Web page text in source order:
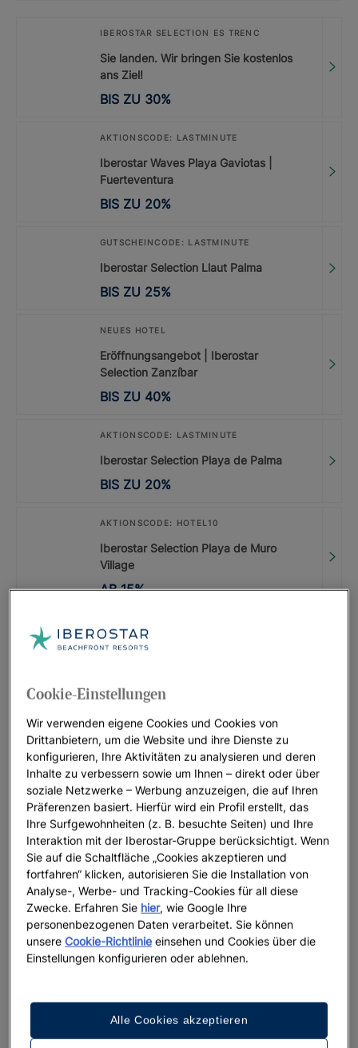
IBEROSTAR SELECTION ES TRENC
Sie landen. Wir bringen Sie kostenlos
ans Ziel!
BIS ZU 30%
AKTIONSCODE: LASTMINUTE
Iberostar Waves Playa Gaviotas |
Fuerteventura
BIS ZU 20%
GUTSCHEINCODE: LASTMINUTE
Iberostar Selection Llaut Palma
BIS ZU 25%
NEUES HOTEL
Eröffnungsangebot | Iberostar
Selection Zanzíbar
BIS ZU 40%
AKTIONSCODE: LASTMINUTE
Iberostar Selection Playa de Palma
BIS ZU 20%
AKTIONSCODE: HOTEL10
Iberostar Selection Playa de Muro
Village
AB 15%
AKTIONSCODE: LASTMINUTE
Iberostar Selection Marbella Coral
BIS ZU 20%
AKTIONSCODE: LASTMINUTE
Iberostar Selection Anthelia
BIS ZU 20%
AKTIONSCODE: LASTMINUTE
Iberostar Selection Kantaoui Bay |
Sousse
BIS ZU SFR 0
AKTIONSCODE: LASTMINUTE
Iberostar Selection Creta Marine
Iberostar Heritage Grand Mencey
Cookie-Einstellungen
Wir verwenden eigene Cookies und Cookies von
Drittanbietern, um die Website und ihre Dienste zu
konfigurieren, Ihre Aktivitäten zu analysieren und deren
Inhalte zu verbessern sowie um Ihnen – direkt oder über
soziale Netzwerke – Werbung anzuzeigen, die auf Ihren
Präferenzen basiert. Hierfür wird ein Profil erstellt, das
Ihre Surfgewohnheiten (z. B. besuchte Seiten) und Ihre
Interaktion mit der Iberostar-Gruppe berücksichtigt. Wenn
Sie auf die Schaltfläche „Cookies akzeptieren und
fortfahren“ klicken, autorisieren Sie die Installation von
Analyse-, Werbe- und Tracking-Cookies für all diese
Zwecke. Erfahren Sie hier, wie Google Ihre
personenbezogenen Daten verarbeitet. Sie können
unsereCookie-Richtlinie einsehen und Cookies über die
Einstellungen konfigurieren oder ablehnen.
Alle Cookies akzeptieren